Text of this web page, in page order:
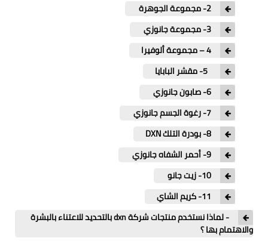
2- مجموعة الجوهرة
3- مجموعة جانوزي
4 – مجموعة ألوفيرا
6- صابون جانوزي
7- رغوة الجسم جانوزي
8- بودرة التلك DXN
9- أحمر الشفاه جانوزي
10- زيت جانو
11- كريم الشاي
- لماذا نستخدم منتجات شركة dxn بالتحديد للاعتناء بالبشرة
والاهتمام بها ؟